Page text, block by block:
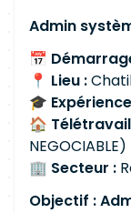
Admin
📅
📍 Lieu :
🎓
🏠
NEGOCIABLE)
🏢 Secteur :
Objectif :